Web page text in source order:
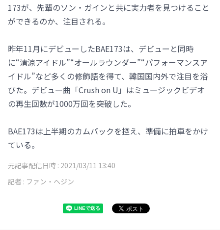
173が、先輩のソン・ガインと共に実力者を見つけること
ができるのか、注目される。
昨年11月にデビューしたBAE173は、デビューと同時
に“清涼アイドル”“オールラウンダー”“パフォーマンスア
イドル”など多くの修飾語を得て、韓国国内外で注目を浴
びた。デビュー曲「Crush on U」はミュージックビデオ
の再生回数が1000万回を突破した。
BAE173は上半期のカムバックを控え、準備に拍車をかけ
ている。
元記事配信日時 : 2021/03/11 13:40
記者 : ファン・ヘジン